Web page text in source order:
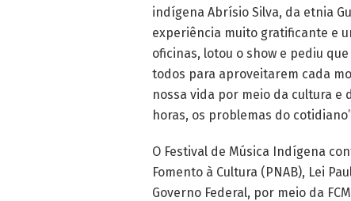
indígena Abrísio Silva, da etnia
experiência muito gratificante e
oficinas, lotou o show e pediu
todos para aproveitarem cada
nossa vida por meio da cultura e
horas, os problemas do
O Festival de Música Indígena
Fomento à Cultura (PNAB), Lei
Governo Federal, por meio da